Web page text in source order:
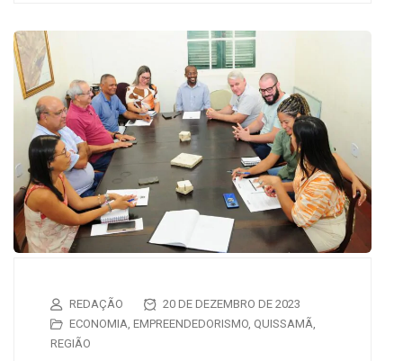
REDAÇÃO
20 DE DEZEMBRO DE 2023
ECONOMIA EMPREENDEDORISMO QUISSAMÃ
REGIÃO